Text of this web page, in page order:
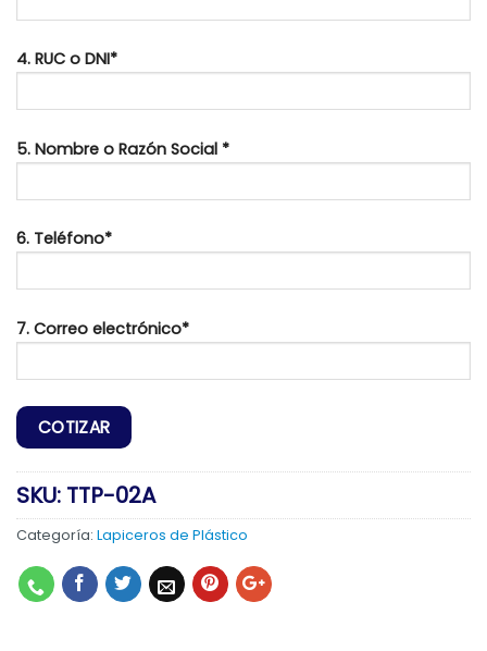
4. RUC o DNI*
5. Nombre o Razón Social *
6. Teléfono*
7. Correo electrónico*
SKU: TTP-02A
Categoría: Lapiceros de Plástico